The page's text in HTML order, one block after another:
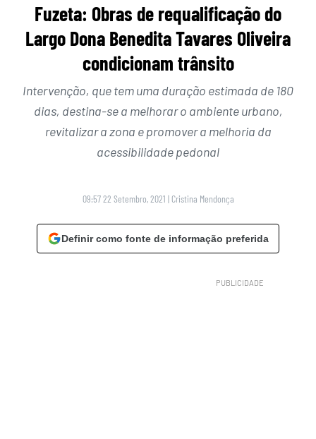
Fuzeta: Obras de requalificação do
Largo Dona Benedita Tavares Oliveira
condicionam trânsito
Intervenção, que tem uma duração estimada de 180
dias, destina-se a melhorar o ambiente urbano,
revitalizar a zona e promover a melhoria da
acessibilidade pedonal
09:57 22 Setembro, 2021 | Cristina Mendonça
Definir como fonte de informação preferida